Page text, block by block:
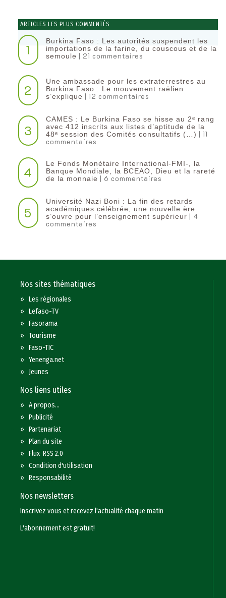
ARTICLES LES PLUS COMMENTÉS
1
Burkina Faso : Les autorités suspendent les
importations de la farine, du couscous et de la
semoule | 21 commentaires
2
Une ambassade pour les extraterrestres au
Burkina Faso : Le mouvement raëlien
s’explique | 12 commentaires
3
CAMES : Le Burkina Faso se hisse au 2ᵉ rang
avec 412 inscrits aux listes d’aptitude de la
48ᵉ session des Comités consultatifs (…) | 11
commentaires
4
Le Fonds Monétaire International-FMI-, la
Banque Mondiale, la BCEAO, Dieu et la rareté
de la monnaie | 6 commentaires
5
Université Nazi Boni : La fin des retards
académiques célébrée, une nouvelle ère
s’ouvre pour l’enseignement supérieur | 4
commentaires
Nos sites thématiques
»Les régionales
»Lefaso-TV
»Fasorama
»Tourisme
»Faso-TIC
»Yenenga.net
» Jeunes
Nos liens utiles
»A propos...
»Publicité
»Partenariat
»Plan du site
»Flux RSS 2.0
»Condition d'utilisation
»Responsabilité
Nos newsletters
Inscrivez vous et recevez l'actualité chaque matin
L'abonnement est gratuit!